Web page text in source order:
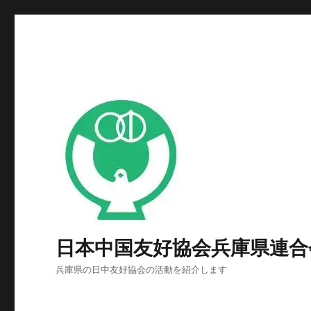
日本中国友好協会兵庫県連
兵庫県の日中友好協会の活動を紹介します